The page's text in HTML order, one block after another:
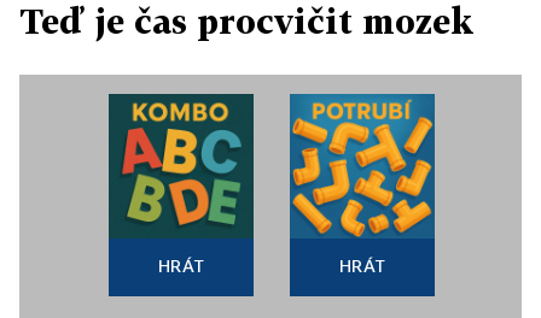
Teď je čas procvičit mozek
HRÁT HRÁT